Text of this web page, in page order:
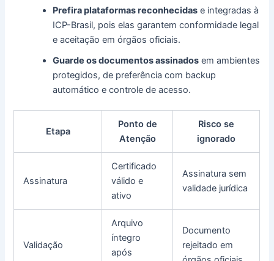
Prefira plataformas reconhecidas e integradas à
ICP-Brasil, pois elas garantem conformidade legal
e aceitação em órgãos oficiais.
Guarde os documentos assinados em ambientes
protegidos, de preferência com backup
automático e controle de acesso.
Etapa
Ponto de
Atenção
Risco se
ignorado
Assinatura
Certificado
válido e
ativo
Assinatura sem
validade jurídica
Validação
Arquivo
íntegro
após
Documento
rejeitado em